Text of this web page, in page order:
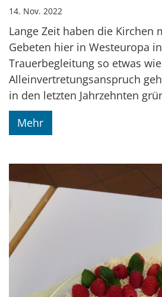
14. Nov. 2022
Lange Zeit haben die Kirchen
Gebeten hier in Westeuropa
Trauerbegleitung so etwas
Alleinvertretungsanspruch
in den letzten Jahrzehnten
Mehr